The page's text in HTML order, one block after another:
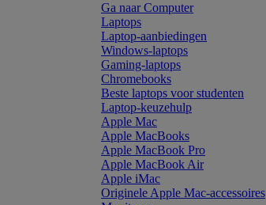
Ga naar Computer
Laptops
Laptop-aanbiedingen
Windows-laptops
Gaming-laptops
Chromebooks
Beste laptops voor studenten
Laptop-keuzehulp
Apple Mac
Apple MacBooks
Apple MacBook Pro
Apple MacBook Air
Apple iMac
Originele Apple Mac-accessoires